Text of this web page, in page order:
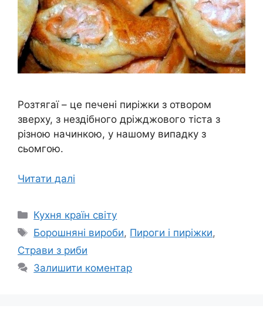
Розтягаї – це печені пиріжки з отвором
зверху, з нездібного дріжджового тіста з
різною начинкою, у нашому випадку з
сьомгою.
Читати далі
Категорії
Кухня країн світу
Позначки
Борошняні вироби, Пироги і пиріжки,
Страви з риби
Залишити коментар